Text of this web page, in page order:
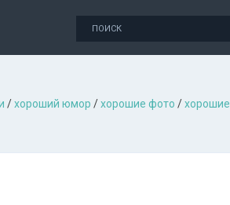
/хороший юмор /хорошие фото /